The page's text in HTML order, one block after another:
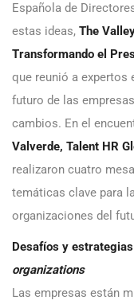
Española de
estas ideas, The
Transformando el
que reunió a expertos
futuro de las
cambios. En el
Valverde, Talent HR
realizaron cuatro
temáticas clave para
organizaciones del
Desafíos y
organizations
Las empresas están